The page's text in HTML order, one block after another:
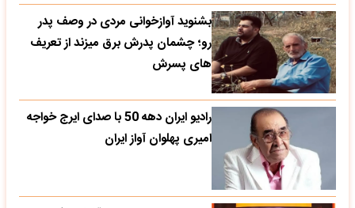
بشنوید آوازخوانی مردی در وصف پدر
رو؛ چشمان پدرش برق میزند از تعریف
های پسرش
رادیو ایران دهه 50 با صدای ایرج خواجه
امیری پهلوان آواز ایران